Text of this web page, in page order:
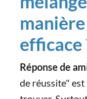
efficace
Réponse de
de réussite"